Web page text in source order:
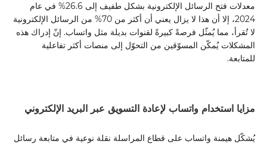
معدلات فتح الرسائل الإلكترونية بشكل طفيف إلى 26.6% في عام
2024، إلا أن هذا لا يزال يعني أن أكثر من 70% من الرسائل الإلكترونية
لا تُقرأ، مما يُمثّل فرصةً كبيرةً لقنوات بديلة مثل واتساب. إنّ إدراك هذه
المشكلات يُمكّن المسوّقين من التحوّل إلى منصات أكثر تفاعلية
للمتابعة.
مزايا استخدام واتساب لإعادة التسويق عبر البريد الإلكتروني
يُشكّل هيمنة واتساب على قطاع المراسلة نقلة نوعية في متابعة رسائل